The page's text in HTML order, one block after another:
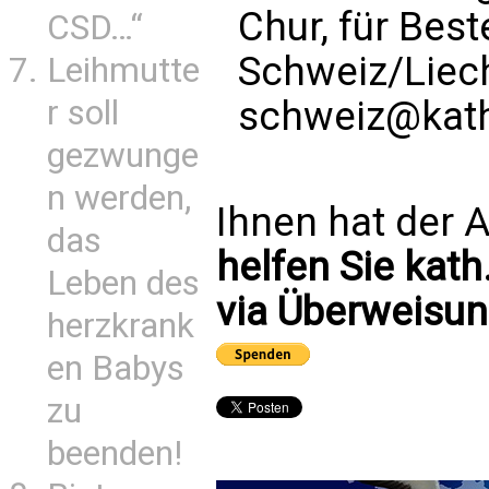
CSD…“
Leihmutte
r soll
gezwunge
n werden,
das
Leben des
herzkrank
en Babys
zu
beenden!
Chur, für
Schweiz/
Ihnen hat der
helfen Sie
via